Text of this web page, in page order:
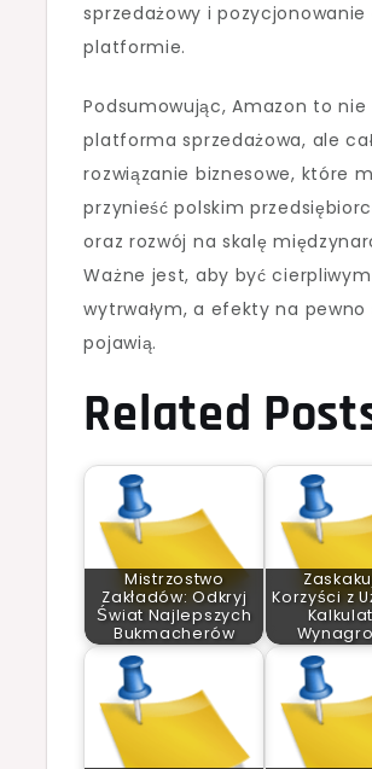
sprzedażowy i
platformie.
Podsumowując, Amazon to nie
platforma sprzedażowa, ale
rozwiązanie biznesowe, które
przynieść polskim
oraz rozwój na skalę
Ważne jest, aby być
wytrwałym, a efekty na pewno
pojawią.
Related
Mistrzostwo
Zakładów: Odkryj
Świat Najlepszych
Bukmacherów
Korzyści z